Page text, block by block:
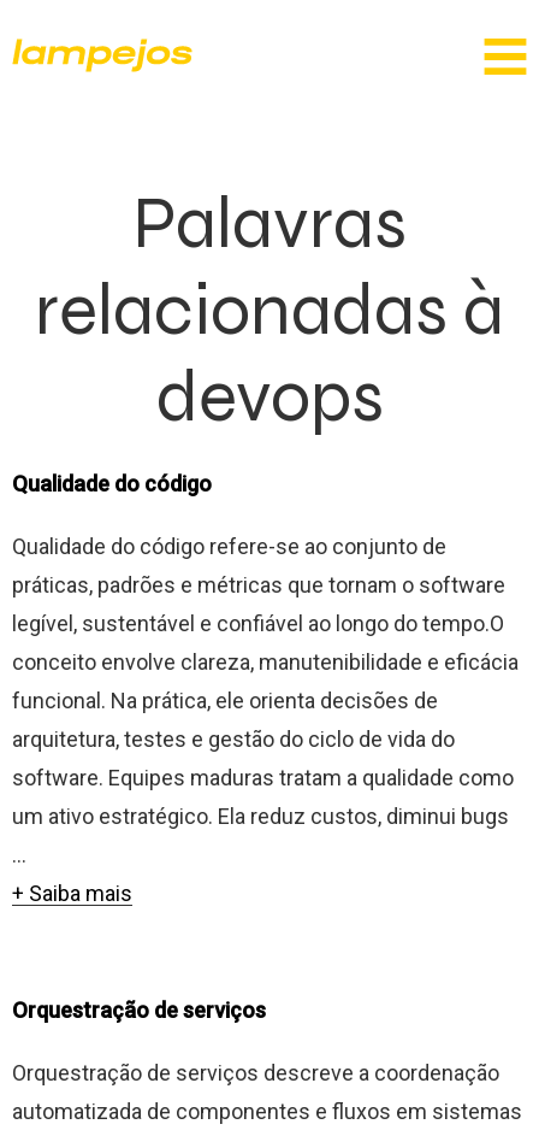
Palavras
relacionadas à
devops
Qualidade do código
Qualidade do código refere-se ao conjunto de
práticas, padrões e métricas que tornam o software
legível, sustentável e confiável ao longo do tempo.O
conceito envolve clareza, manutenibilidade e eficácia
funcional. Na prática, ele orienta decisões de
arquitetura, testes e gestão do ciclo de vida do
software. Equipes maduras tratam a qualidade como
um ativo estratégico. Ela reduz custos, diminui bugs
...
+ Saiba mais
Orquestração de serviços
Orquestração de serviços descreve a coordenação
automatizada de componentes e fluxos em sistemas